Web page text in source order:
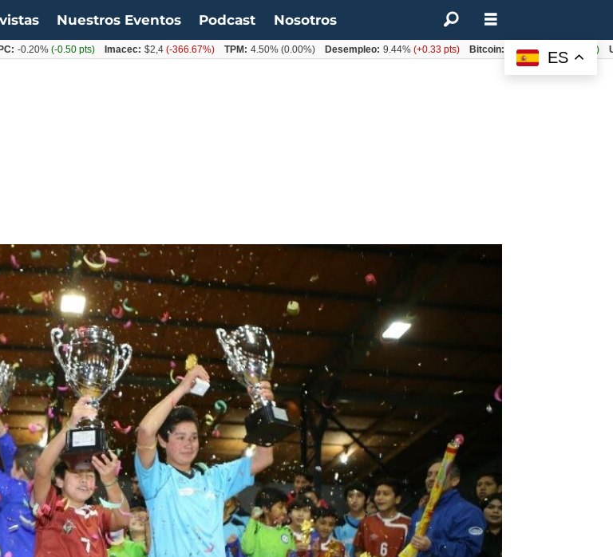
Nuestros Eventos Podcast Nosotros
ES
(-0.50 pts) Imacec: $2,4(-366.67%) TPM: 4.50%(0.00%) Desempleo: 9.44%(+0.33 pts) Bitcoin: $64.600,08(+2.93%)